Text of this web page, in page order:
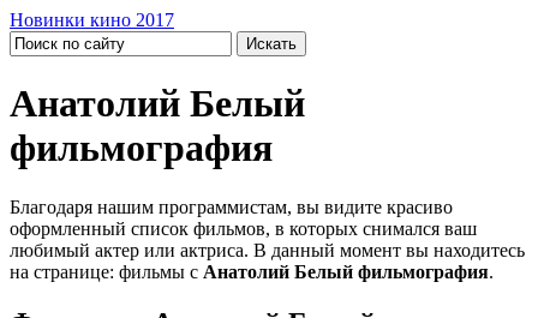
Новинки кино 2017
Анатолий Белый
фильмография
Благодаря нашим программистам, вы видите красиво
оформленный список фильмов, в которых снимался ваш
любимый актер или актриса. В данный момент вы находитесь
на странице: фильмы с Анатолий Белый фильмография.